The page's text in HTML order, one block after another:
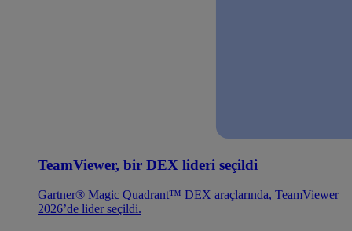
TeamViewer, bir DEX lideri seçildi
Gartner® Magic Quadrant™ DEX araçlarında, TeamViewer
2026’de lider seçildi.